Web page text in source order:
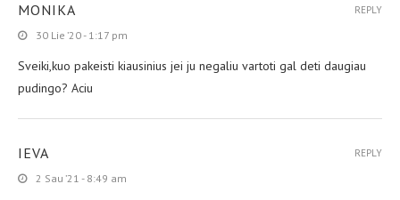
MONIKA
30 Lie ’20 - 1:17 pm
Sveiki,kuo pakeisti kiausinius jei ju negaliu vartoti gal deti daugiau
pudingo? Aciu
REPLY
IEVA
2 Sau ’21 - 8:49 am
REPLY